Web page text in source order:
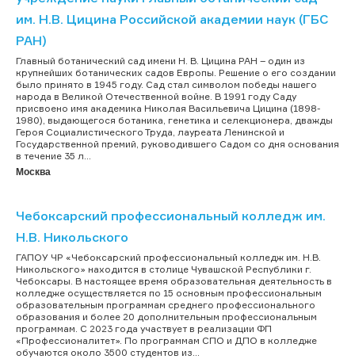
им. Н.В. Цицина Российской академии наук (ГБС
РАН)
Главный ботанический сад имени Н. В. Цицина РАН – один из
крупнейших ботанических садов Европы. Решение о его создании
было принято в 1945 году. Сад стал символом победы нашего
народа в Великой Отечественной войне. В 1991 году Саду
присвоено имя академика Николая Васильевича Цицина (1898-
1980), выдающегося ботаника, генетика и селекционера, дважды
Героя Социалистического Труда, лауреата Ленинской и
Государственной премий, руководившего Садом со дня основания
в течение 35 л...
Москва
Чебоксарский профессиональный колледж им.
Н.В. Никольского
ГАПОУ ЧР «Чебоксарский профессиональный колледж им. Н.В.
Никольского» находится в столице Чувашской Республики г.
Чебоксары. В настоящее время образовательная деятельность в
колледже осуществляется по 15 основным профессиональным
образовательным программам среднего профессионального
образования и более 20 дополнительным профессиональным
программам. С 2023 года участвует в реализации ФП
«Профессионалитет». По программам СПО и ДПО в колледже
обучаются около 3500 студентов из...